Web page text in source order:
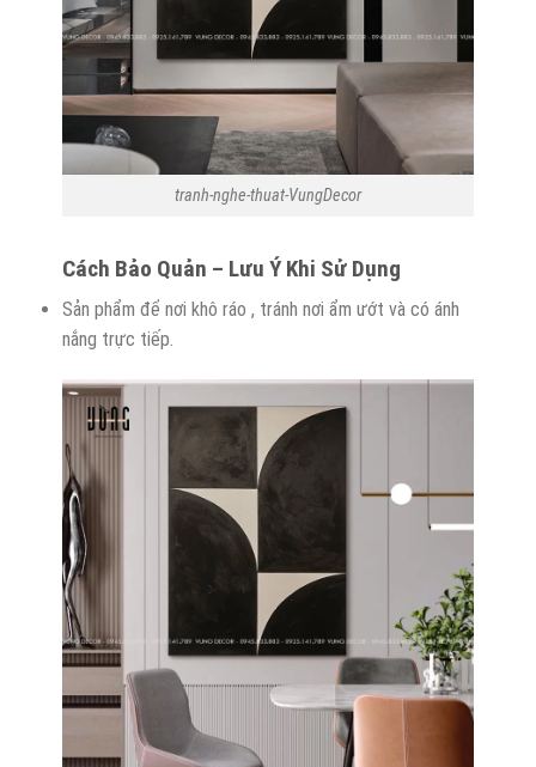
tranh-nghe-thuat-VungDecor
Cách Bảo Quản – Lưu Ý Khi Sử Dụng
Sản phẩm để nơi khô ráo , tránh nơi ẩm ướt và có ánh
nắng trực tiếp.